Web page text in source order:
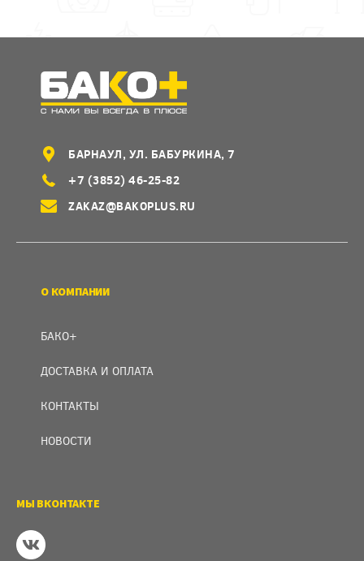
БАРНАУЛ, УЛ. БАБУРКИНА, 7
+7 (3852) 46-25-82
ZAKAZ@BAKOPLUS.RU
О КОМПАНИИ
БАКО+
ДОСТАВКА И ОПЛАТА
КОНТАКТЫ
НОВОСТИ
МЫ ВКОНТАКТЕ